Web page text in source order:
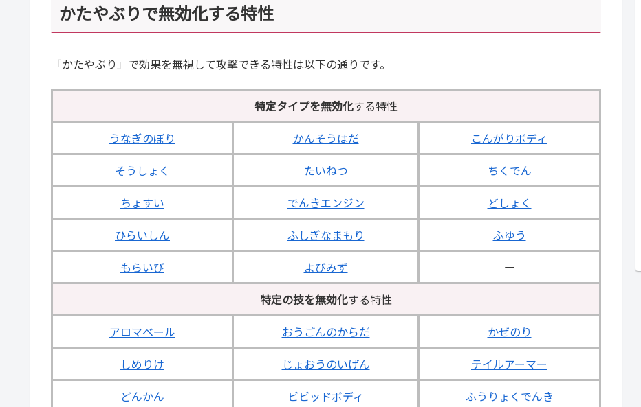
かたやぶりで無効化する特性
「かたやぶり」で効果を無視して攻撃できる特性は以下の通りです。
特定タイプを無効化する特性
うなぎのぼり
かんそうはだ
こんがりボディ
そうしょく
たいねつ
ちくでん
ちょすい
でんきエンジン
どしょく
ひらいしん
ふしぎなまもり
ふゆう
もらいび
よびみず
ー
特定の技を無効化する特性
アロマベール
おうごんのからだ
かぜのり
しめりけ
じょおうのいげん
テイルアーマー
どんかん
ビビッドボディ ふうりょくでんき